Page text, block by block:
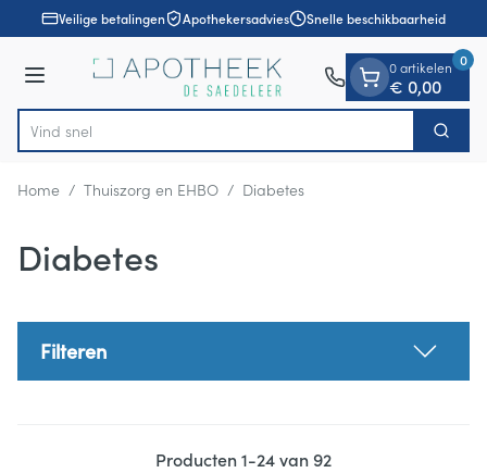
Ga naar de inhoud
1 van 1Veilige betalingen Apothekersadvies Snelle beschikbaarheid
Menu
Product, merk, categorie...
Vind snel wondverzorg Zoek
0 artikelen
€ 0,00
0
Home / Thuiszorg en EHBO / Diabetes
Diabetes
Filteren
Producten1-24van92